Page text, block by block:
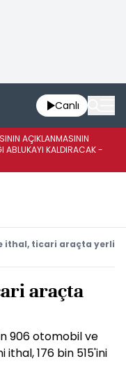
Canlı
AÇIKLANMASININ
ABLUKAYI KALDIRACAK -
ithal, ticari araçta yerli
araçta
906 otomobil ve
ithal, 176 bin 515'ini